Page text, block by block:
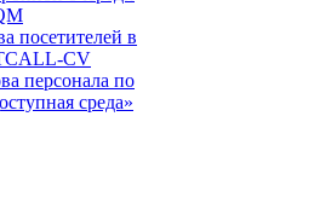
посетителей в
CV
персонала по
среда»